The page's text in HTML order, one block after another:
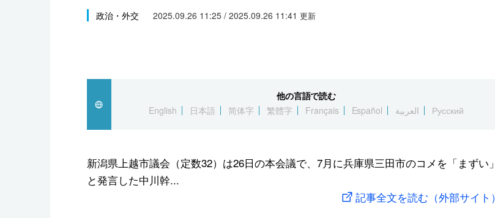
文化
スポーツ・東京2020
政治・外交 2025.09.26 11:25 / 2025.09.26 11:41 更新
他の言語で読む
English
日本語 简体字 繁體字 Français Español العربية Русский
新潟県上越市議会（定数32）は26日の本会議で、7月に兵庫県三田市のコメを「まずい」
と発言した中川幹...
記事全文を読む（外部サイト）